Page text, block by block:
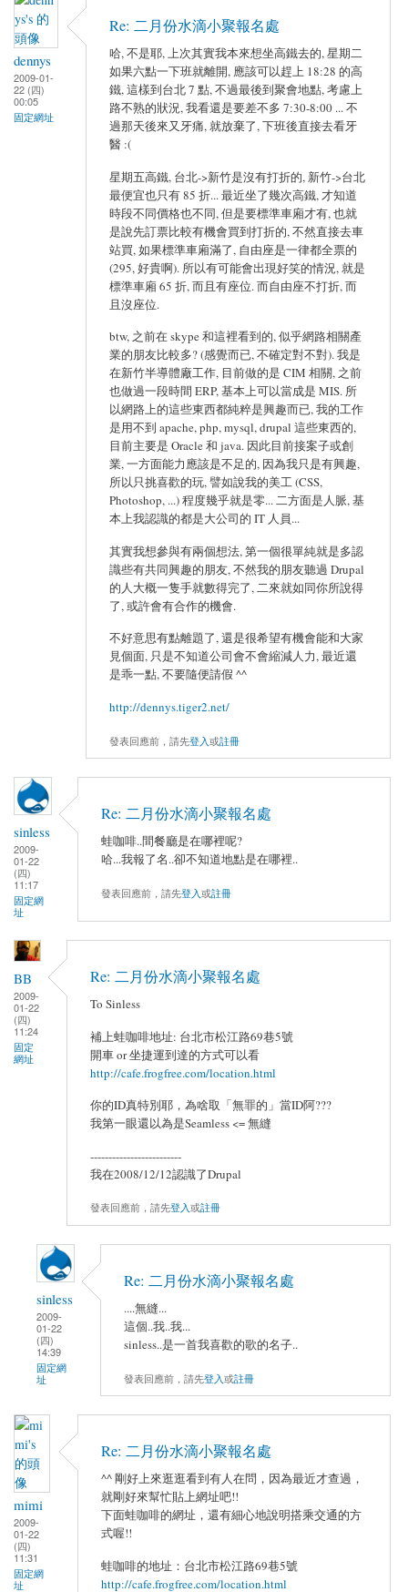
dennys
2009-01-
22 (四)
00:05
固定網址
Re: 二月份水滴小聚報名處
哈, 不是耶, 上次其實我本來想坐高鐵去的, 星期二
如果六點一下班就離開, 應該可以趕上 18:28 的高
鐵, 這樣到台北 7 點, 不過最後到聚會地點, 考慮上
路不熟的狀況, 我看還是要差不多 7:30-8:00 ... 不
過那天後來又牙痛, 就放棄了, 下班後直接去看牙
醫 :(
星期五高鐵, 台北->新竹是沒有打折的, 新竹->台北
最便宜也只有 85 折... 最近坐了幾次高鐵, 才知道
時段不同價格也不同, 但是要標準車廂才有, 也就
是說先訂票比較有機會買到打折的, 不然直接去車
站買, 如果標準車廂滿了, 自由座是一律都全票的
(295, 好貴啊). 所以有可能會出現好笑的情況, 就是
標準車廂 65 折, 而且有座位. 而自由座不打折, 而
且沒座位.
btw, 之前在 skype 和這裡看到的, 似乎網路相關產
業的朋友比較多? (感覺而已, 不確定對不對). 我是
在新竹半導體廠工作, 目前做的是 CIM 相關, 之前
也做過一段時間 ERP, 基本上可以當成是 MIS. 所
以網路上的這些東西都純粹是興趣而已, 我的工作
是用不到 apache, php, mysql, drupal 這些東西的,
目前主要是 Oracle 和 java. 因此目前接案子或創
業, 一方面能力應該是不足的, 因為我只是有興趣,
所以只挑喜歡的玩, 譬如說我的美工 (CSS,
Photoshop, ...) 程度幾乎就是零... 二方面是人脈, 基
本上我認識的都是大公司的 IT 人員...
其實我想參與有兩個想法, 第一個很單純就是多認
識些有共同興趣的朋友, 不然我的朋友聽過 Drupal
的人大概一隻手就數得完了, 二來就如同你所說得
了, 或許會有合作的機會.
不好意思有點離題了, 還是很希望有機會能和大家
見個面, 只是不知道公司會不會縮減人力, 最近還
是乖一點, 不要隨便請假 ^^
http://dennys.tiger2.net/
發表回應前，請先登入或註冊
sinless
2009-
01-22
(四)
11:17
固定網
址
Re: 二月份水滴小聚報名處
蛙咖啡..間餐廳是在哪裡呢?
哈...我報了名..卻不知道地點是在哪裡..
發表回應前，請先登入或註冊
BB
2009-
01-22
(四)
11:24
固定
網址
Re: 二月份水滴小聚報名處
To Sinless
補上蛙咖啡地址: 台北市松江路69巷5號
開車 or 坐捷運到達的方式可以看
http://cafe.frogfree.com/location.html
你的ID真特別耶，為啥取「無罪的」當ID阿???
我第一眼還以為是Seamless <= 無縫
-------------------------
我在2008/12/12認識了Drupal
發表回應前，請先登入或註冊
sinless
2009-
01-22
(四)
14:39
固定網
址
Re: 二月份水滴小聚報名處
....無縫...
這個..我..我...
sinless..是一首我喜歡的歌的名子..
發表回應前，請先登入或註冊
mimi
2009-
01-22
(四)
11:31
固定網
址
Re: 二月份水滴小聚報名處
^^ 剛好上來逛逛看到有人在問，因為最近才查過，
就剛好來幫忙貼上網址吧!!
下面蛙咖啡的網址，還有細心地說明搭乘交通的方
式喔!!
蛙咖啡的地址：台北市松江路69巷5號
http://cafe.frogfree.com/location.html